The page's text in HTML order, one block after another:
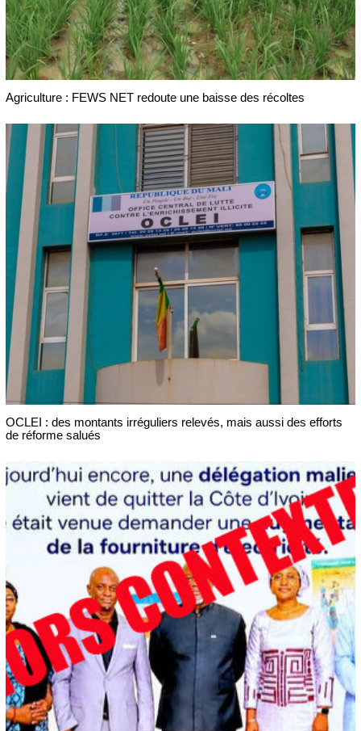
Agriculture : FEWS NET redoute une baisse des récoltes
OCLEI : des montants irréguliers relevés, mais aussi des efforts
de réforme salués